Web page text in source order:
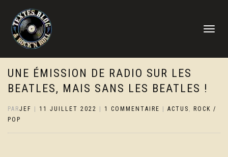
DÉPLIER
UNE ÉMISSION DE RADIO SUR LES
BEATLES, MAIS SANS LES BEATLES !
PARJEF 11 JUILLET 2022 1 COMMENTAIRE ACTUS ,
ROCK /
POP